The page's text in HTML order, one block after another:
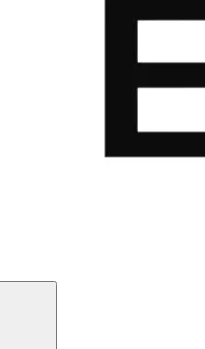
Search